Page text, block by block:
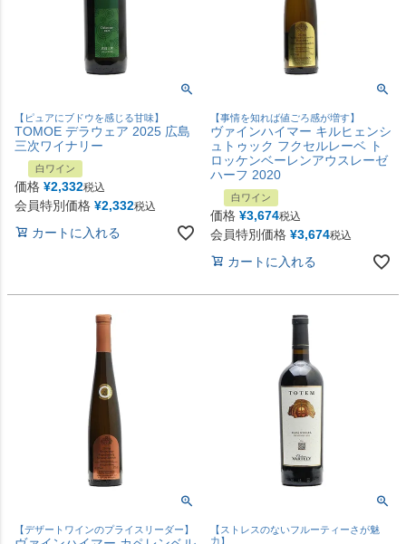
【ピュアにブドウを感じる甘味】
TOMOE デラウェア 2025 広島
三次ワイナリー
白ワイン
価格 ¥2,332税込
会員特別価格 ¥2,332税込
カートに入れる
【事情を知れば値ごろ感が増す】
ヴァインハイマー キルヒェンシ
ュトゥック フクセルレーベ ト
ロッケンベーレンアウスレーゼ
ハーフ 2020
白ワイン
価格 ¥3,674税込
会員特別価格 ¥3,674税込
カートに入れる
【デザートワインのプライスリーダー】
【ストレスのないフルーティーさが魅
力】